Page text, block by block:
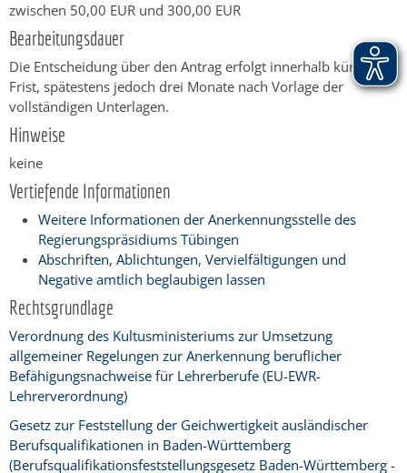
zwischen 50,00 EUR und 300,00 EUR
Bearbeitungsdauer
Die Entscheidung über den Antrag erfolgt innerhalb kürzester
Frist, spätestens jedoch drei Monate nach Vorlage der
vollständigen Unterlagen.
Hinweise
keine
Vertiefende Informationen
Weitere Informationen der Anerkennungsstelle des
Regierungspräsidiums Tübingen
Abschriften, Ablichtungen, Vervielfältigungen und
Negative amtlich beglaubigen lassen
Rechtsgrundlage
Verordnung des Kultusministeriums zur Umsetzung
allgemeiner Regelungen zur Anerkennung beruflicher
Befähigungsnachweise für Lehrerberufe (EU-EWR-
Lehrerverordnung)
Gesetz zur Feststellung der Geichwertigkeit ausländischer
Berufsqualifikationen in Baden-Württemberg
(Berufsqualifikationsfeststellungsgesetz Baden-Württemberg -